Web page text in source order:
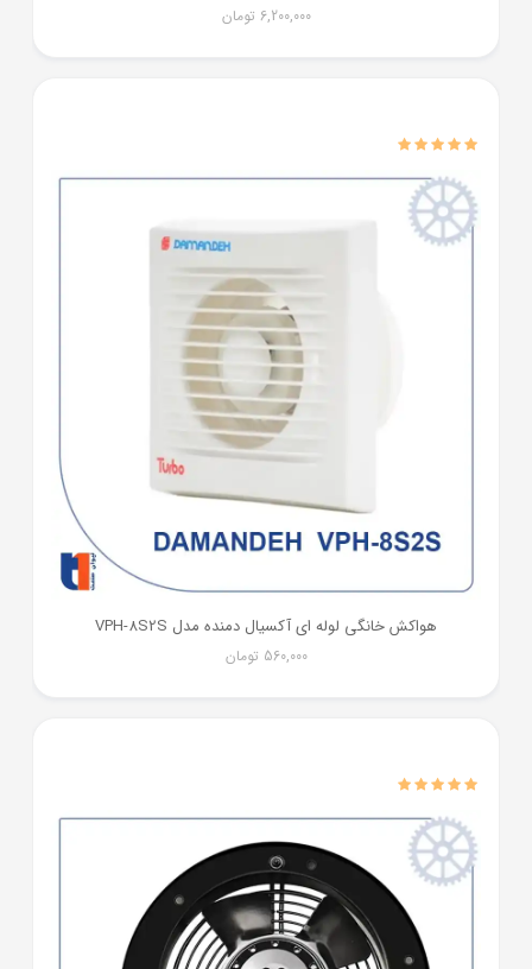
6,200,000 تومان
هواکش خانگی لوله ای آکسیال دمنده مدل VPH-8S2S
560,000 تومان